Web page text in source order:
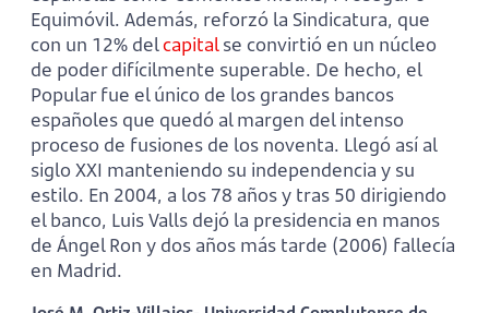
Equimóvil. Además, reforzó la Sindicatura, que
con un 12% delcapitalse convirtió en un núcleo
de poder difícilmente superable. De hecho, el
Popular fue el único de los grandes bancos
españoles que quedó al margen del intenso
proceso de fusiones de los noventa. Llegó así al
siglo XXI manteniendo su independencia y su
estilo. En 2004, a los 78 años y tras 50 dirigiendo
el banco, Luis Valls dejó la presidencia en manos
de Ángel Ron y dos años más tarde (2006) fallecía
en Madrid.